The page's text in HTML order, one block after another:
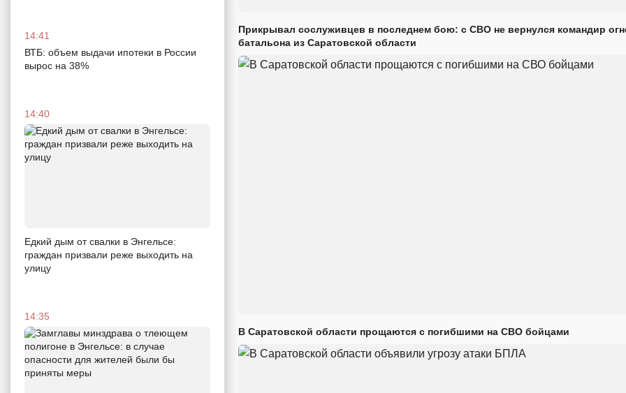
14:41
ВТБ: объем выдачи ипотеки в России
вырос на 38%
14:40
Едкий дым от свалки в Энгельсе:
граждан призвали реже выходить на
улицу
14:35
Прикрывал сослуживцев в последнем бою: с СВО не вернулся командир
батальона из Саратовской области
В Саратовской области прощаются с погибшими на СВО бойцами